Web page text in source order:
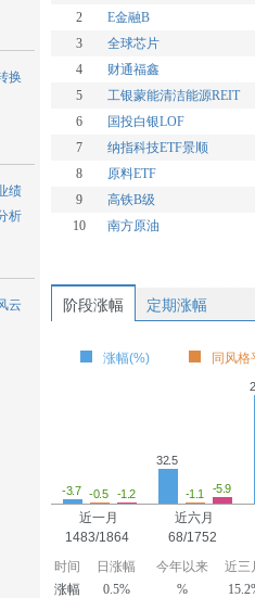
换
绩
析
云
2
E金融B
3
全球芯片
4
财通福鑫
5
工银蒙能清洁能源REIT
6
国投白银LOF
7
纳指科技ETF景顺
8
原料ETF
9
高铁B级
10
南方原油
阶段涨幅 定期涨幅
涨幅(%) 同风格
-3.7 -0.5 -1.2
近一月
1483/1864
32.5
-1.1 -5.9
近六月
68/1752
时间 日涨幅 今年以来
近三
涨幅
0.5% %